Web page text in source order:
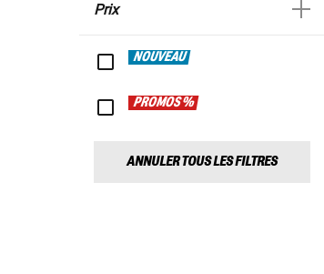
Prix
NOUVEAU
PROMOS %
ANNULER TOUS LES FILTRES